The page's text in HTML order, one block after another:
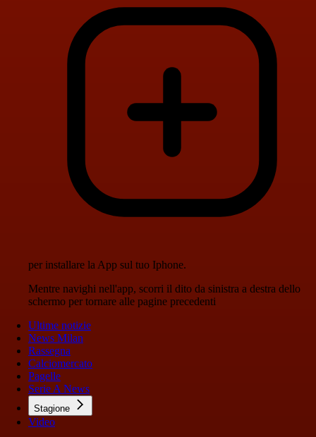
per installare la App sul tuo Iphone.
Mentre navighi nell'app, scorri il dito da sinistra a destra dello
schermo per tornare alle pagine precedenti
Ultime notizie
News Milan
Rassegna
Calciomercato
Pagelle
Serie A News
Stagione
Video